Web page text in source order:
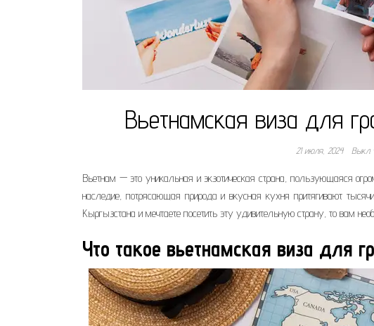
Вьетнамская виза для
21 июля, 2024 Выкл.
Вьетнам — это уникальная и экзотическая страна, пользующаяся
наследие, потрясающая природа и вкусная кухня притягивают
Кыргызстана и мечтаете посетить эту удивительную страну, то вам
Что такое вьетнамская виза для